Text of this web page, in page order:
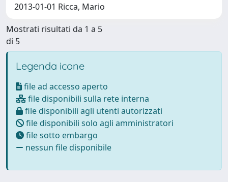
2013-01-01 Ricca, Mario
Mostrati risultati da 1 a 5
di 5
Legenda icone
file ad accesso aperto
file disponibili sulla rete interna
file disponibili agli utenti autorizzati
file disponibili solo agli amministratori
file sotto embargo
nessun file disponibile